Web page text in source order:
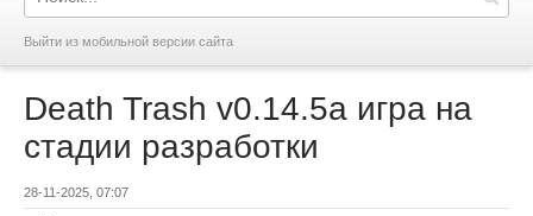
Выйти из мобильной версии сайта
Death Trash v0.14.5a игра на
стадии разработки
28-11-2025, 07:07